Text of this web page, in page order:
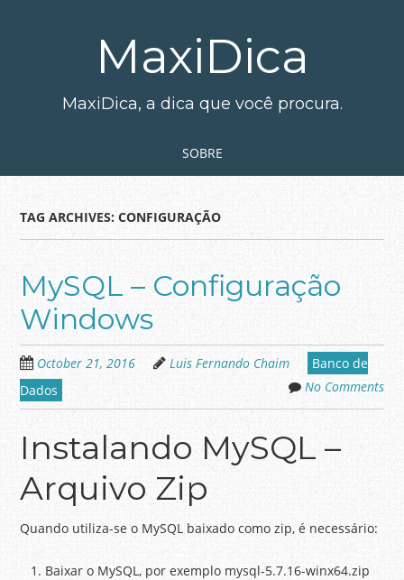
MaxiDica
MaxiDica, a dica que você procura.
SOBRE
TAG ARCHIVES:CONFIGURAÇÃO
MySQL – Configuração
Windows
October 21, 2016 Luis Fernando Chaim
Banco de
Dados
No Comments
Instalando MySQL –
Arquivo Zip
Quando utiliza-se o MySQL baixado como zip, é necessário:
Baixar o MySQL, por exemplo mysql-5.7.16-winx64.zip